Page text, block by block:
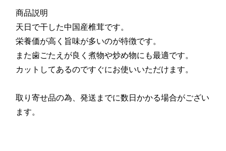
商品説明
天日で干した中国産椎茸です。
栄養価が高く旨味が多いのが特徴です。
また歯ごたえが良く煮物や炒め物にも最適です。
カットしてあるのですぐにお使いいただけます。
取り寄せ品の為、発送までに数日かかる場合がござい
ます。